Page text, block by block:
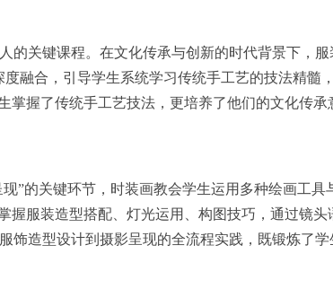
的关键课程。在文化传承与创新的时代背景下，
融合，引导学生系统学习传统手工艺的技法精髓
握了传统手工艺技法，更培养了他们的文化传承
”的关键环节，时装画教会学生运用多种绘画工
服装造型搭配、灯光运用、构图技巧，通过镜
造型设计到摄影呈现的全流程实践，既锻炼了